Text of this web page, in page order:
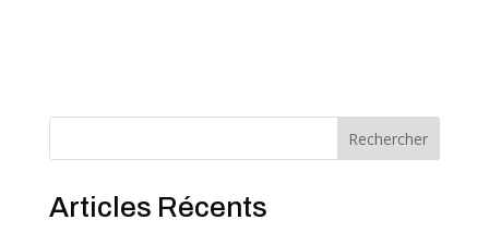
Rechercher
Articles Récents